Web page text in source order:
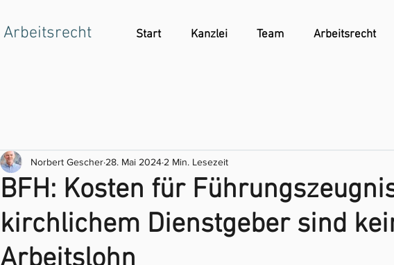
Arbeitsrecht Start Kanzlei Team Arbeitsrecht
BFH: Kosten für
kirchlichem Dienstgeber sind
Norbert Gescher 28. Mai 2024 2 Min. Lesezeit